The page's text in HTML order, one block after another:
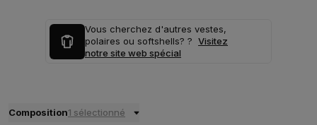
Vous cherchez d'autres vestes,
polaires ou softshells? ? Visitez
notre site web spécial
Composition1 sélectionné